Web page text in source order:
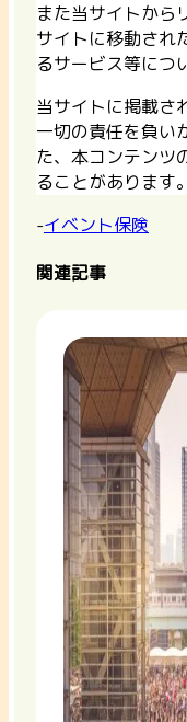
また当サイトから
サイトに移動され
るサービス等につ
当サイトに掲載さ
一切の責任を負い
た、本コンテンツ
ることがあります。
-イベント保険
関連記事